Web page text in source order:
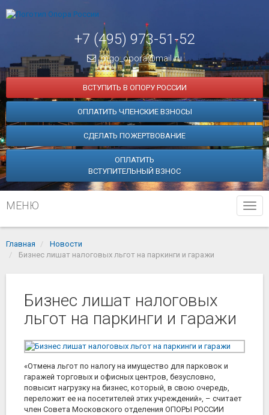
+7 (495) 973-51-52
mgo_opora@mail.ru
ВСТУПИТЬ В ОПОРУ РОССИИ
ОПЛАТИТЬ ЧЛЕНСКИЕ ВЗНОСЫ
СДЕЛАТЬ ПОЖЕРТВОВАНИЕ
ОПЛАТИТЬ
ВСТУПИТЕЛЬНЫЙ ВЗНОС
МЕНЮ
Главная
Новости
Бизнес лишат налоговых льгот на паркинги и гаражи
Бизнес лишат налоговых
льгот на паркинги и гаражи
«Отмена льгот по налогу на имущество для парковок и
гаражей торговых и офисных центров, безусловно,
повысит нагрузку на бизнес, который, в свою очередь,
переложит ее на посетителей этих учреждений», – считает
член Совета Московского отделения ОПОРЫ РОССИИ